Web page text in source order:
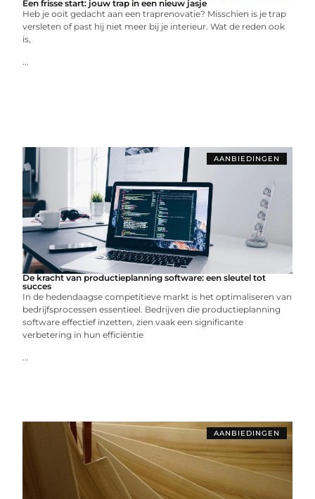
Een frisse start: jouw trap in een nieuw jasje
Heb je ooit gedacht aan een traprenovatie? Misschien is je trap
versleten of past hij niet meer bij je interieur. Wat de reden ook
is,
...
AANBIEDINGEN
De kracht van productieplanning software: een sleutel tot
succes
In de hedendaagse competitieve markt is het optimaliseren van
bedrijfsprocessen essentieel. Bedrijven die productieplanning
software effectief inzetten, zien vaak een significante
verbetering in hun efficiëntie
...
AANBIEDINGEN